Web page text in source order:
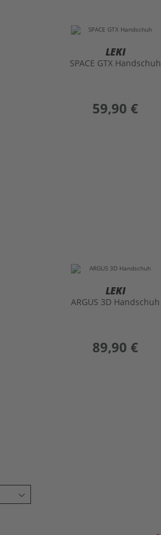
LEKI
SPACE GTX Handschuh
preis
59,90 €
LEKI
ARGUS 3D Handschuh
preis
89,90 €